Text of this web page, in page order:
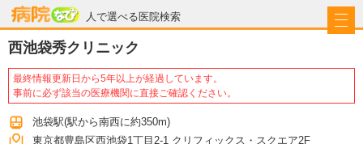
人で選べる医院検索
病院なび
西池袋秀クリニック
最終情報更新日から5年以上が経過しています。
事前に必ず該当の医療機関に直接ご確認ください。
池袋駅(駅から南西に約350m)
東京都豊島区西池袋1丁目2-1 クリフィックス・スクエア2F